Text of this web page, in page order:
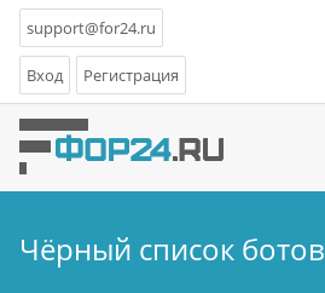
support@for24.ru
Вход Регистрация
Чёрный список ботов